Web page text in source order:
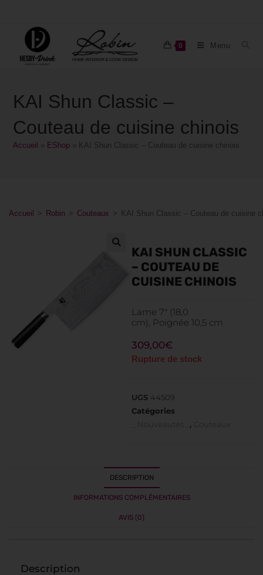
0 Menu
KAI Shun Classic –
Couteau de cuisine chinois
Accueil EShop KAI Shun Classic – Couteau de cuisine chinois
Accueil > Robin > Couteaux > KAI Shun Classic – Couteau de cuisine
KAI SHUN CLASSIC
– COUTEAU DE
CUISINE CHINOIS
Lame 7″ (18,0
cm), Poignée 10,5 cm
309,00€
Rupture de stock
UGS 44509
Catégories
_ Nouveautés _ , Couteaux
DESCRIPTION
INFORMATIONS COMPLÉMENTAIRES
AVIS (0)
Description